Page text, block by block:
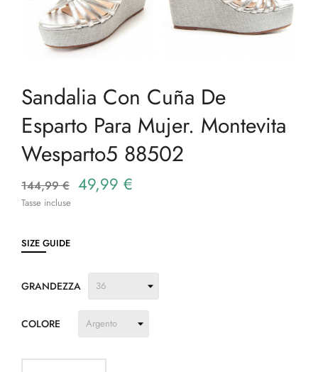
Sandalia Con Cuña De
Esparto Para Mujer. Montevita
Wesparto5 88502
144,99 € 49,99 €
Tasse incluse
SIZE GUIDE
GRANDEZZA
COLORE